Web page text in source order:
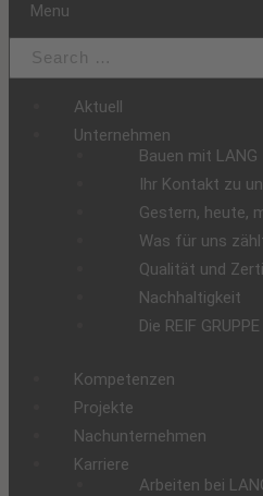
Menu
Aktuell
Unternehmen
Bauen mit LANG
Ihr Kontakt zu
Gestern, heute,
Was für uns
Qualität und
Nachhaltigkeit
Die REIF GRUPPE
Kompetenzen
Projekte
Nachunternehmen
Karriere
Arbeiten bei